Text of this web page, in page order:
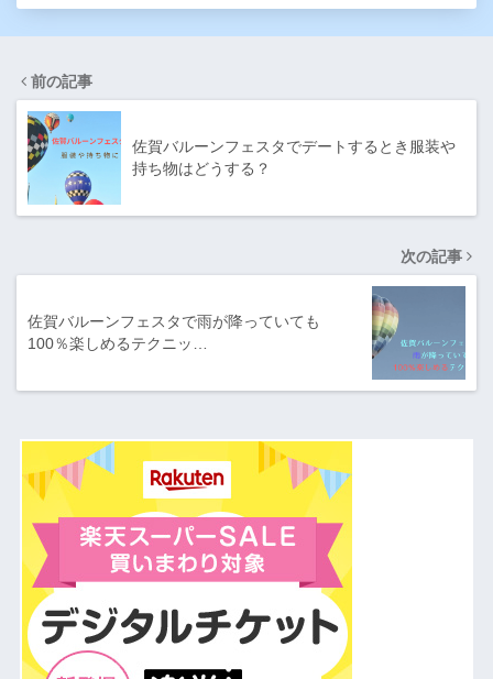
前の記事
佐賀バルーンフェスタでデートするとき服装や
持ち物はどうする？
次の記事
佐賀バルーンフェスタで雨が降っていても
100％楽しめるテクニッ…